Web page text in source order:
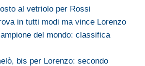
al vetriolo per Rossi
in tutti modi ma vince Lorenzo
del mondo: classifica
bis per Lorenzo: secondo